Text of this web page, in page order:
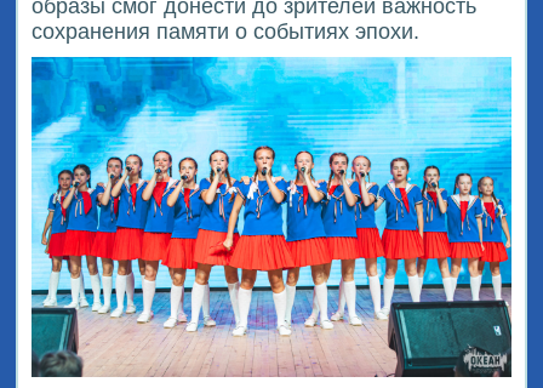
образы смог донести до зрителей важность
сохранения памяти о событиях эпохи.